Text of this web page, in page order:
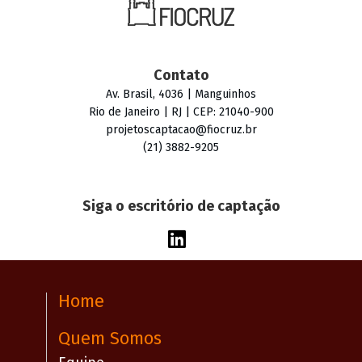
Contato
Av. Brasil, 4036 | Manguinhos
Rio de Janeiro | RJ | CEP: 21040-900
projetoscaptacao@fiocruz.br
(21) 3882-9205
Siga o escritório de captação
Home
Quem Somos